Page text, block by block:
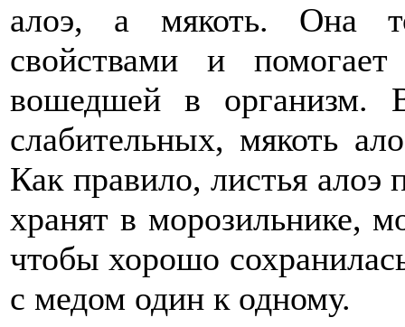
алоэ, а мякоть. Она
свойствами и
вошедшей в организм.
слабительных, мякоть
Как правило, листья алоэ
хранят в морозильнике,
чтобы хорошо
с медом один к одному.